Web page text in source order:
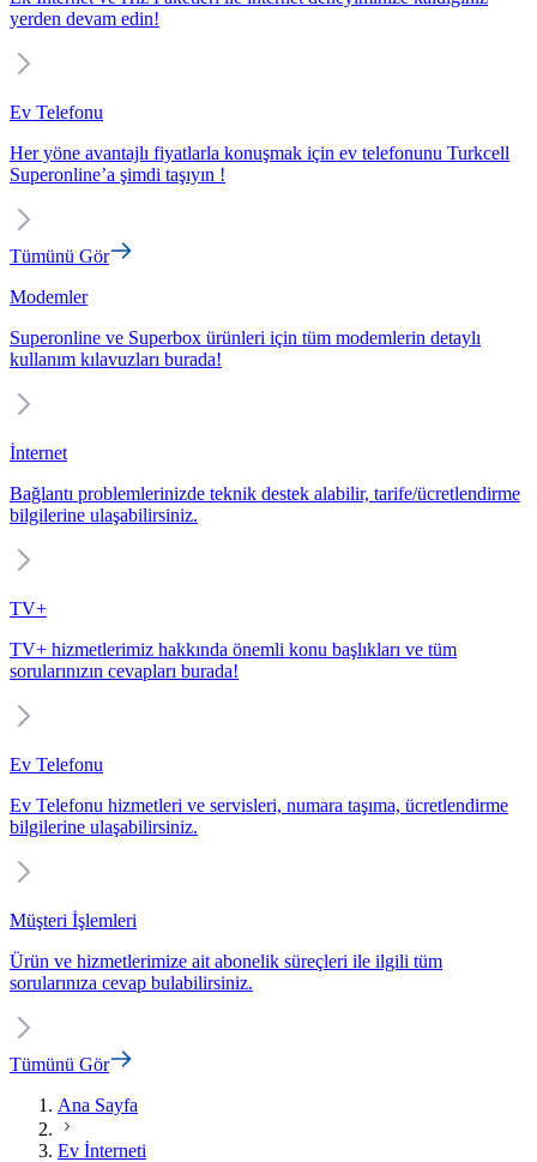
yerden devam edin!
Ev Telefonu
Her yöne avantajlı fiyatlarla konuşmak için ev telefonunu Turkcell
Superonline’a şimdi taşıyın !
Tümünü Gör
Modemler
Superonline ve Superbox ürünleri için tüm modemlerin detaylı
kullanım kılavuzları burada!
İnternet
Bağlantı problemlerinizde teknik destek alabilir, tarife/ücretlendirme
bilgilerine ulaşabilirsiniz.
TV+
TV+ hizmetlerimiz hakkında önemli konu başlıkları ve tüm
sorularınızın cevapları burada!
Ev Telefonu
Ev Telefonu hizmetleri ve servisleri, numara taşıma, ücretlendirme
bilgilerine ulaşabilirsiniz.
Müşteri İşlemleri
Ürün ve hizmetlerimize ait abonelik süreçleri ile ilgili tüm
sorularınıza cevap bulabilirsiniz.
Tümünü Gör
Ana Sayfa
Ev İnterneti